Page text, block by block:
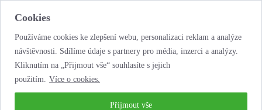
Cookies
Používáme cookies ke zlepšení webu, personalizaci reklam a analýze
návštěvnosti. Sdílíme údaje s partnery pro média, inzerci a analýzy.
Kliknutím na „Přijmout vše“ souhlasíte s jejich
použitím. Více o cookies.
Přijmout vše
…neobyčejná půjčovna motorek!